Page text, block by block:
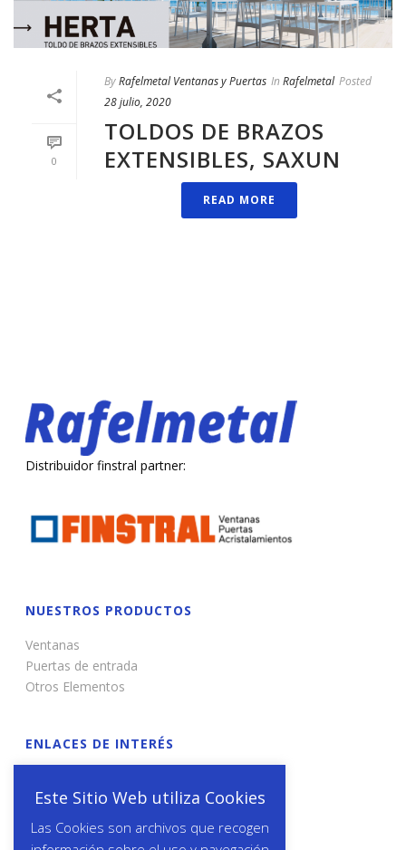
0
ByRafelmetal Ventanas y Puertas In Rafelmetal Posted
28 julio, 2020
TOLDOS DE BRAZOS
EXTENSIBLES, SAXUN
READ MORE
Distribuidor finstral partner:
NUESTROS PRODUCTOS
Ventanas
Puertas de entrada
Otros Elementos
ENLACES DE INTERÉS
Obra Nueva
Obras Realizadas
Este Sitio Web utiliza Cookies
Las Cookies son archivos que recogen